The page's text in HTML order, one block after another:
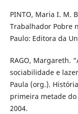
PINTO, Maria I. M.
Trabalhador Pobre
Paulo: Editora da
RAGO, Margareth.
sociabilidade e
Paula (org.).
primeira metade do
2004.